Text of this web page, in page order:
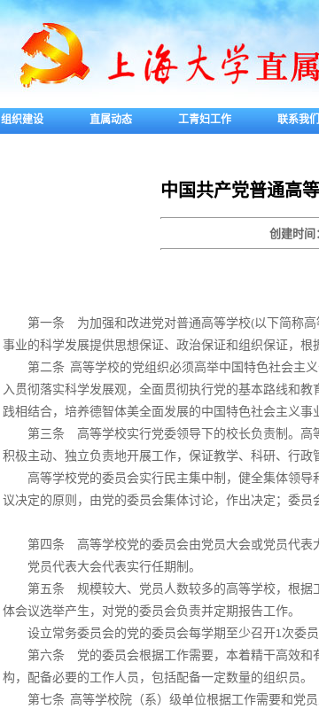
组织建设 直属动态 工青妇工作 联系我们
中国共产党普通高
创建时间
第一条 为加强和改进党对普通高等学校(以下简称
事业的科学发展提供思想保证、政治保证和组织保证，
第二条 高等学校的党组织必须高举中国特色社会主
入贯彻落实科学发展观，全面贯彻执行党的基本路线和
践相结合，培养德智体美全面发展的中国特色社会主义事
第三条 高等学校实行党委领导下的校长负责制。高
积极主动、独立负责地开展工作，保证教学、科研、行政
高等学校党的委员会实行民主集中制，健全集体领
议决定的原则，由党的委员会集体讨论，作出决定；委员
第四条 高等学校党的委员会由党员大会或党员代表
党员代表大会代表实行任期制。
第五条 规模较大、党员人数较多的高等学校，根据
体会议选举产生，对党的委员会负责并定期报告工作。
设立常务委员会的党的委员会每学期至少召开1次委
第六条 党的委员会根据工作需要，本着精干高效和
构，配备必要的工作人员，包括配备一定数量的组织员。
第七条 高等学校院（系）级单位根据工作需要和党